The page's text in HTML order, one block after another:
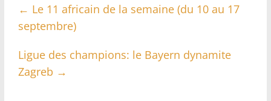
← Le 11 africain de la semaine (du 10 au 17
septembre)
Ligue des champions: le Bayern dynamite
Zagreb →